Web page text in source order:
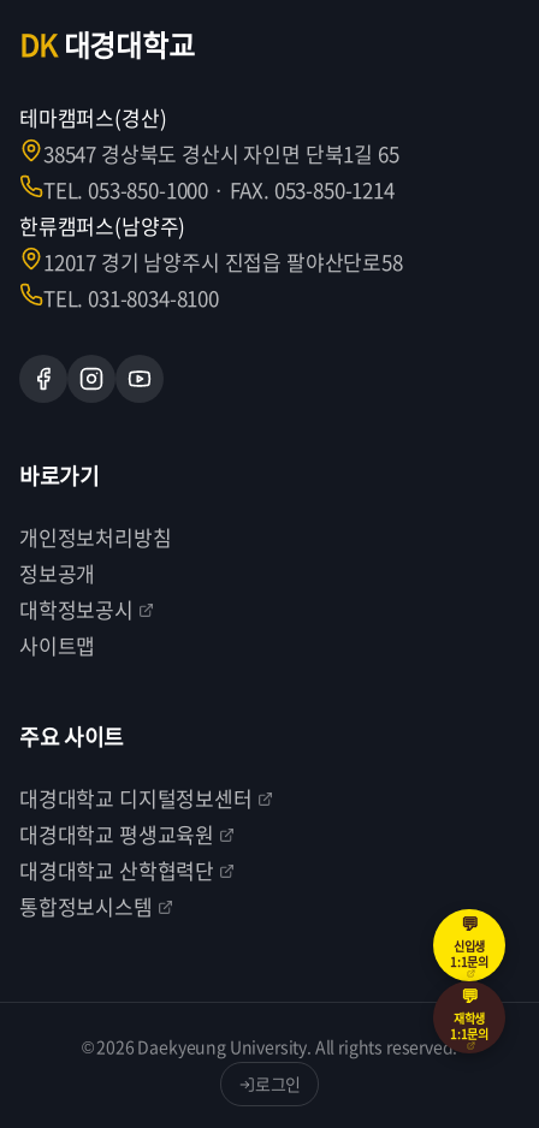
DK대경대학교
테마캠퍼스(경산)
38547 경상북도 경산시 자인면 단북1길 65
TEL. 053-850-1000 · FAX. 053-850-1214
한류캠퍼스(남양주)
12017 경기 남양주시 진접읍 팔야산단로58
TEL. 031-8034-8100
바로가기
개인정보처리방침
정보공개
대학정보공시
사이트맵
주요 사이트
대경대학교 디지털정보센터
대경대학교 평생교육원
대경대학교 산학협력단
통합정보시스템
© 2026 Daekyeung University. All rights reserved.
로그인
💬
신입생
1:1문의
💬
재학생
1:1문의